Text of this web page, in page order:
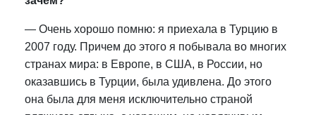
— Очень хорошо помню: я приехала в Турцию в
2007 году. Причем до этого я побывала во многих
странах мира: в Европе, в США, в России, но
оказавшись в Турции, была удивлена. До этого
она была для меня исключительно страной